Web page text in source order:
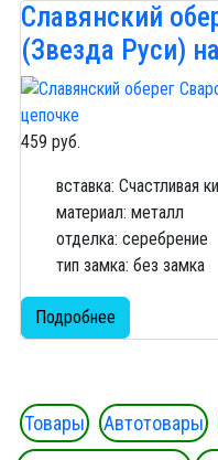
Славянский
(Звезда Руси)
459 руб.
вставка: Счастливая
материал: металл
отделка: серебрение
тип замка: без замка
Подробнее
Товары Автотовары